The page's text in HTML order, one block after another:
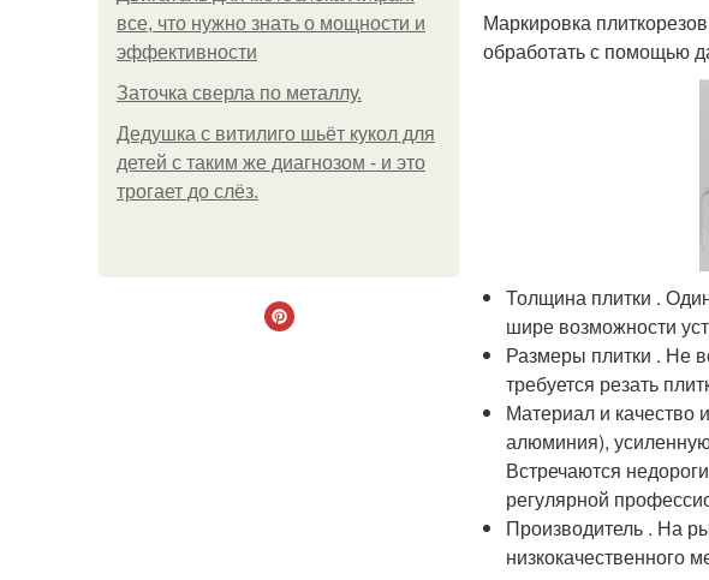
все, что нужно знать о мощности и
эффективности
Заточка сверла по металлу.
Дедушка с витилиго шьёт кукол для
детей с таким же диагнозом - и это
трогает до слёз.
Маркировка
обработать с помощью
Толщина плитки .
шире возможности
Размеры плитки . Не
требуется резать
Материал и качество
алюминия),
Встречаются
регулярной
Производитель . На
низкокачественного